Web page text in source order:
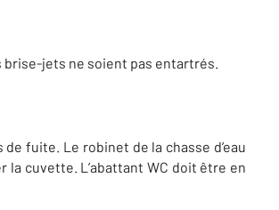
jets ne soient pas entartrés.
fuite. Le robinet de la chasse d’eau
cuvette. L’abattant WC doit être en